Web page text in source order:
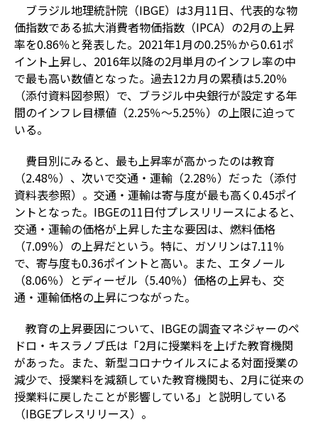
ブラジル地理統計院（IBGE）は3月11日、代表的な物
価指数である拡大消費者物価指数（IPCA）の2月の上昇
率を0.86％と発表した。2021年1月の0.25％から0.61ポ
イント上昇し、2016年以降の2月単月のインフレ率の中
で最も高い数値となった。過去12カ月の累積は5.20％
（添付資料図参照）で、ブラジル中央銀行が設定する年
間のインフレ目標値（2.25％～5.25％）の上限に迫って
いる。
費目別にみると、最も上昇率が高かったのは教育
（2.48％）、次いで交通・運輸（2.28％）だった（添付
資料表参照）。交通・運輸は寄与度が最も高く0.45ポイ
ントとなった。IBGEの11日付プレスリリースによると、
交通・運輸の価格が上昇した主な要因は、燃料価格
（7.09％）の上昇だという。特に、ガソリンは7.11％
で、寄与度も0.36ポイントと高い。また、エタノール
（8.06％）とディーゼル（5.40％）価格の上昇も、交
通・運輸価格の上昇につながった。
教育の上昇要因について、IBGEの調査マネジャーのペ
ドロ・キスラノブ氏は「2月に授業料を上げた教育機関
があった。また、新型コロナウイルスによる対面授業の
減少で、授業料を減額していた教育機関も、2月に従来の
授業料に戻したことが影響している」と説明している
（IBGEプレスリリース）。